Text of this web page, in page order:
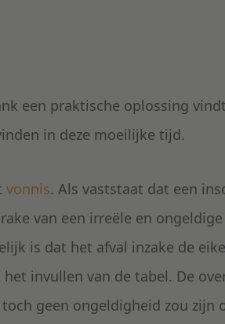
een praktische oplossing
in deze moeilijke tijd.
vonnis. Als vaststaat dat een
van een irreële en
is dat het afval inzake de
invullen van de tabel. De
geen ongeldigheid zou zijn